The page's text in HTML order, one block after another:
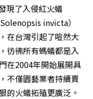
現了入侵紅火蟻
invicta）
在台灣引起了喧然大
彷彿所有螞蟻都是入
在2004年開始展開具
不僅園藝業者持續賣
的火蟻拓殖更廣泛。